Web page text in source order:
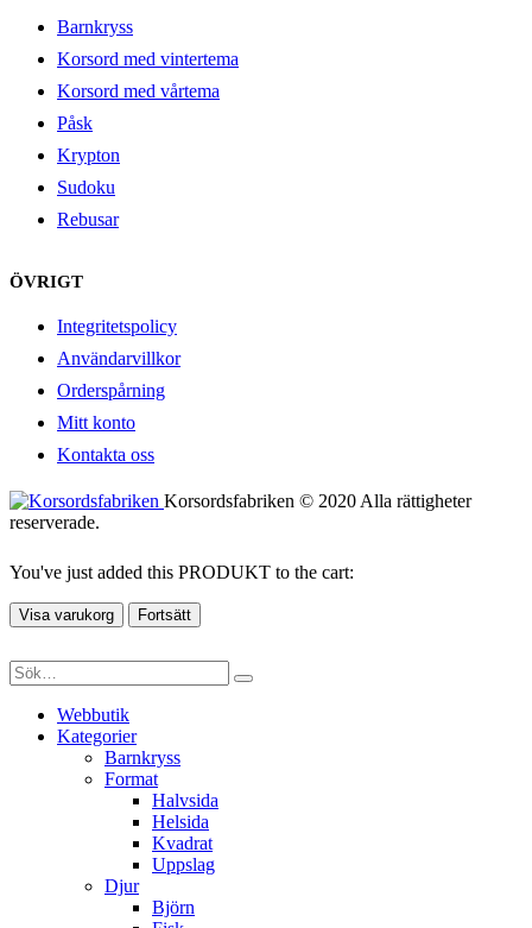
Barnkryss
Korsord med vintertema
Korsord med vårtema
Påsk
Krypton
Sudoku
Rebusar
ÖVRIGT
Integritetspolicy
Användarvillkor
Orderspårning
Mitt konto
Kontakta oss
Korsordsfabriken © 2020 Alla rättigheter
reserverade.
You've just added this PRODUKT to the cart:
Visa varukorg Fortsätt
Webbutik
Kategorier
Barnkryss
Format
Halvsida
Helsida
Kvadrat
Uppslag
Djur
Björn